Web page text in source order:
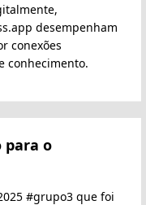
desempenham
conexões
conhecimento.
para o
#grupo3 que foi